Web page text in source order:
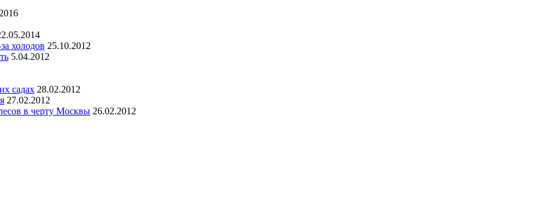
холодов 25.10.2012
5.04.2012
садах 28.02.2012
27.02.2012
в черту Москвы 26.02.2012